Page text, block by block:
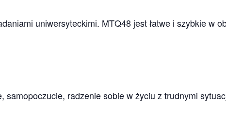
uniwersyteckimi. MTQ48 jest łatwe i szybkie w
samopoczucie, radzenie sobie w życiu z trudnymi